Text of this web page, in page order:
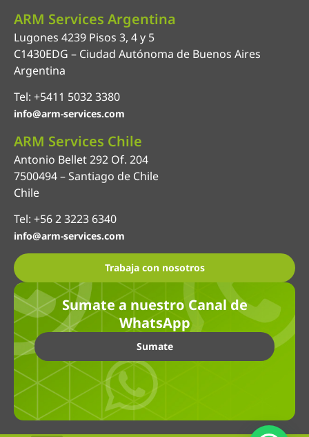
ARM Services Argentina
Lugones 4239 Pisos 3, 4 y 5
C1430EDG – Ciudad Autónoma de Buenos Aires
Argentina
Tel: +5411 5032 3380
info@arm-services.com
ARM Services Chile
Antonio Bellet 292 Of. 204
7500494 – Santiago de Chile
Chile
Tel: +56 2 3223 6340
info@arm-services.com
Trabaja con nosotros
Sumate a nuestro Canal de
WhatsApp
Sumate